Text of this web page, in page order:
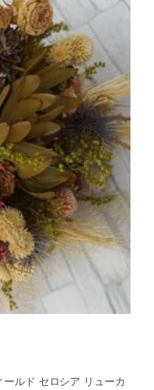
ルド セロシア リューカ